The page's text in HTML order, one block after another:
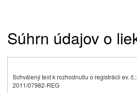
Súhrn údajov o
Schválený text k rozhodnutiu o registrácii ev. č.:
2011/07982-REG